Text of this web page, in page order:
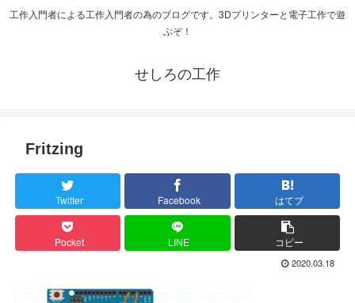
工作入門者による工作入門者の為のブログです。3Dプリンターと電子工作で遊
ぶぞ！
せしろの工作
Fritzing
Twitter Facebook はてブ
Pocket LINE コピー
2020.03.18